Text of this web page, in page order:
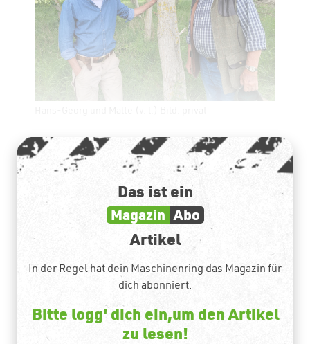
Das ist ein
Magazin Abo
Artikel
In der Regel hat dein Maschinenring das Magazin für
dich abonniert.
Bitte logg' dich ein,um den Artikel
zu lesen!